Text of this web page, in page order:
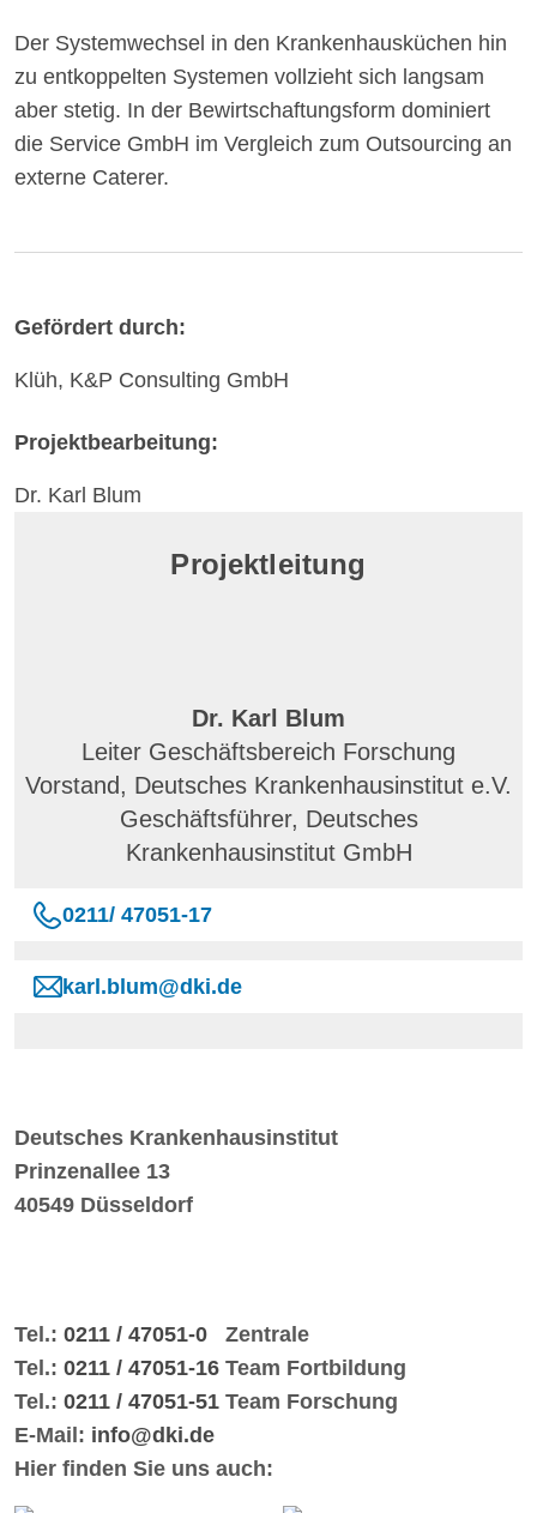
Der Systemwechsel in den Krankenhausküchen hin
zu entkoppelten Systemen vollzieht sich langsam
aber stetig. In der Bewirtschaftungsform dominiert
die Service GmbH im Vergleich zum Outsourcing an
externe Caterer.
Gefördert durch:
Klüh, K&P Consulting GmbH
Projektbearbeitung:
Dr. Karl Blum
Projektleitung
Dr. Karl Blum
Leiter Geschäftsbereich Forschung
Vorstand, Deutsches Krankenhausinstitut e.V.
Geschäftsführer, Deutsches
Krankenhausinstitut GmbH
0211/ 47051-17
karl.blum@dki.de
Deutsches Krankenhausinstitut
Prinzenallee 13
40549 Düsseldorf
Tel.: 0211 / 47051-0 Zentrale
Tel.: 0211 / 47051-16 Team Fortbildung
Tel.: 0211 / 47051-51 Team Forschung
E-Mail: info@dki.de
Hier finden Sie uns auch: